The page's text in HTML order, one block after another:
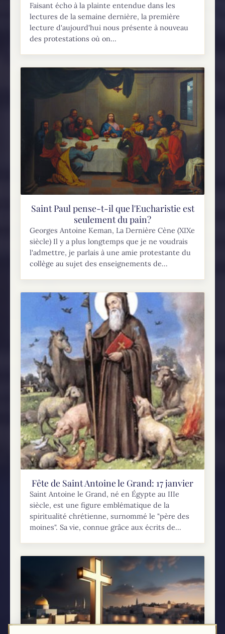
Faisant écho à la plainte entendue dans les
lectures de la semaine dernière, la première
lecture d'aujourd'hui nous présente à nouveau
des protestations où on...
Saint Paul pense-t-il que l'Eucharistie est
seulement du pain?
Georges Antoine Keman, La Dernière Cène (XIXe
siècle) Il y a plus longtemps que je ne voudrais
l'admettre, je parlais à une amie protestante du
collège au sujet des enseignements de...
Fête de Saint Antoine le Grand: 17 janvier
Saint Antoine le Grand, né en Égypte au IIIe
siècle, est une figure emblématique de la
spiritualité chrétienne, surnommé le "père des
moines"​​. Sa vie, connue grâce aux écrits de...